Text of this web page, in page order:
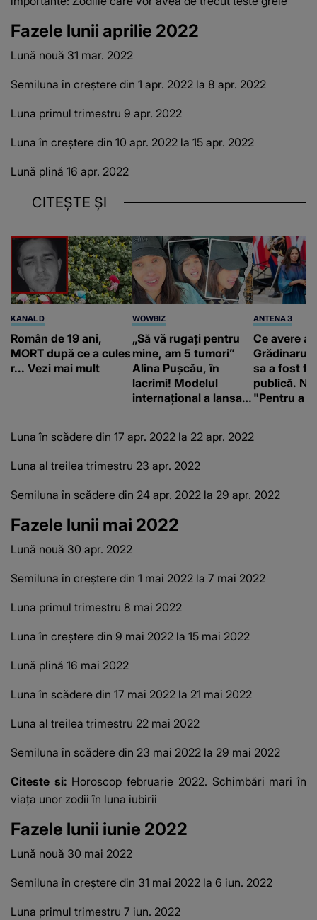
Fazele lunii aprilie 2022
Lună nouă 31 mar. 2022
Semiluna în creștere din 1 apr. 2022 la 8 apr. 2022
Luna primul trimestru 9 apr. 2022
Luna în creștere din 10 apr. 2022 la 15 apr. 2022
Lună plină 16 apr. 2022
CITEȘTE ȘI
KANAL D
Român de 19 ani,
MORT după ce a cules
r... Vezi mai mult
WOWBIZ
„Să vă rugați pentru
mine, am 5 tumori”
Alina Pușcău, în
lacrimi! Modelul
internațional a lansat
o boală gravă
ANTENA 3
Ce avere
Grădinaru.
sa a fost
publică.
"Pentru a
Luna în scădere din 17 apr. 2022 la 22 apr. 2022
Luna al treilea trimestru 23 apr. 2022
Semiluna în scădere din 24 apr. 2022 la 29 apr. 2022
Fazele lunii mai 2022
Lună nouă 30 apr. 2022
Semiluna în creștere din 1 mai 2022 la 7 mai 2022
Luna primul trimestru 8 mai 2022
Luna în creștere din 9 mai 2022 la 15 mai 2022
Lună plină 16 mai 2022
Luna în scădere din 17 mai 2022 la 21 mai 2022
Luna al treilea trimestru 22 mai 2022
Semiluna în scădere din 23 mai 2022 la 29 mai 2022
Citeste si: Horoscop februarie 2022. Schimbări mari în
viața unor zodii în luna iubirii
Fazele lunii iunie 2022
Lună nouă 30 mai 2022
Semiluna în creștere din 31 mai 2022 la 6 iun. 2022
Luna primul trimestru 7 iun. 2022